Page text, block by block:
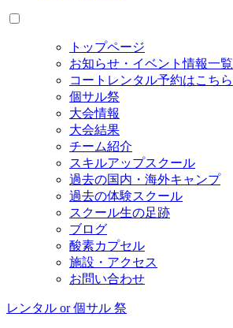
トップページ
お知らせ・イベント情報一覧
コートレンタル予約はこちら
個サル祭
大会情報
大会結果
チーム紹介
スキルアップスクール
過去の国内・海外キャンプ
過去の体験スクール
スクール生の足跡
ブログ
酸素カプセル
施設・アクセス
お問い合わせ
レンタル or 個サル 祭